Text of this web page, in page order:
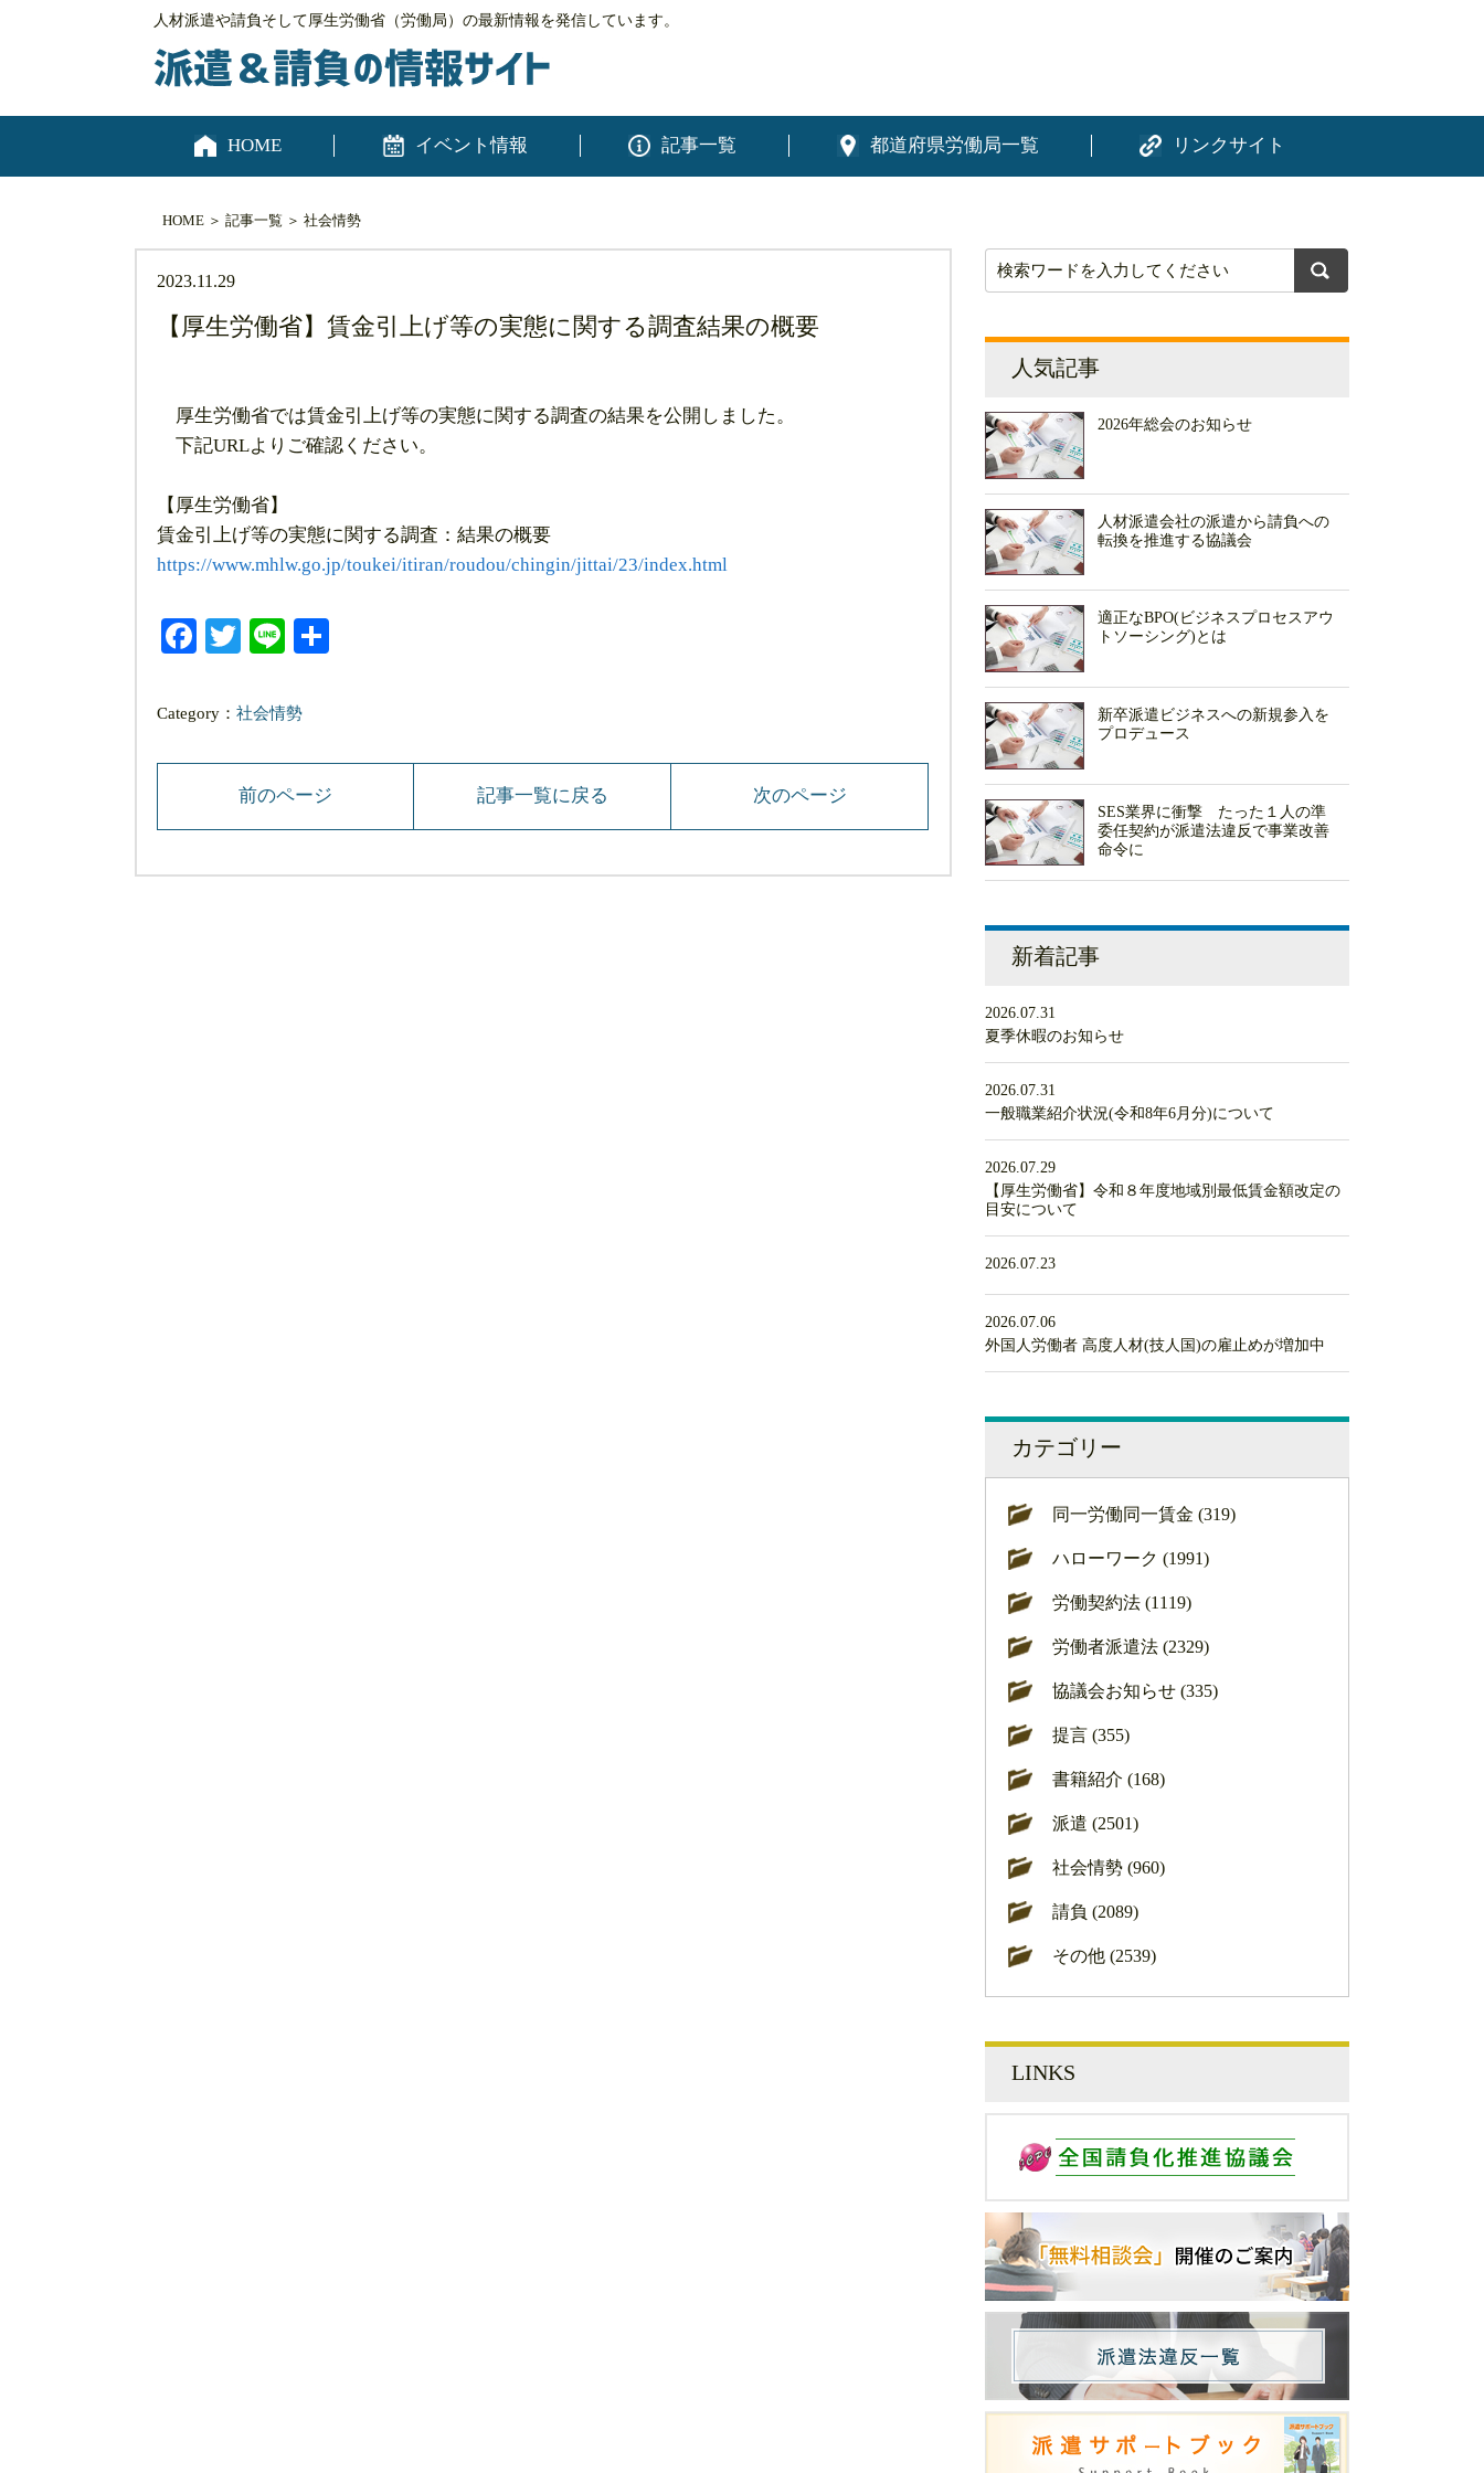
人材派遣や請負そして厚生労働省（労働局）の最新情報を発信しています。
HOME イベント情報 記事一覧 都道府県労働局一覧 リンクサイト
HOME ＞ 記事一覧 ＞ 社会情勢
2023.11.29
【厚生労働省】賃金引上げ等の実態に関する調査結果の概要
厚生労働省では賃金引上げ等の実態に関する調査の結果を公開しました。
下記URLよりご確認ください。
【厚生労働省】
賃金引上げ等の実態に関する調査：結果の概要
https://www.mhlw.go.jp/toukei/itiran/roudou/chingin/jittai/23/index.html
Facebook
Twitter
Line
Category： 社会情勢
前のページ 記事一覧に戻る 次のページ
人気記事
2026年総会のお知らせ
人材派遣会社の派遣から請負への
転換を推進する協議会
適正なBPO(ビジネスプロセスアウ
トソーシング)とは
新卒派遣ビジネスへの新規参入を
プロデュース
SES業界に衝撃 たった１人の準
委任契約が派遣法違反で事業改善
命令に
新着記事
2026.07.31
夏季休暇のお知らせ
2026.07.31
一般職業紹介状況(令和8年6月分)について
2026.07.29
【厚生労働省】令和８年度地域別最低賃金額改定の
目安について
2026.07.23
2026.07.06
外国人労働者 高度人材(技人国)の雇止めが増加中
カテゴリー
同一労働同一賃金 (319)
ハローワーク (1991)
労働契約法 (1119)
労働者派遣法 (2329)
協議会お知らせ (335)
提言 (355)
書籍紹介 (168)
派遣 (2501)
社会情勢 (960)
請負 (2089)
その他 (2539)
LINKS